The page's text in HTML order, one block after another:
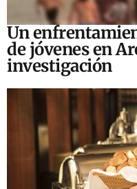
Un
de jóvenes en
investigación